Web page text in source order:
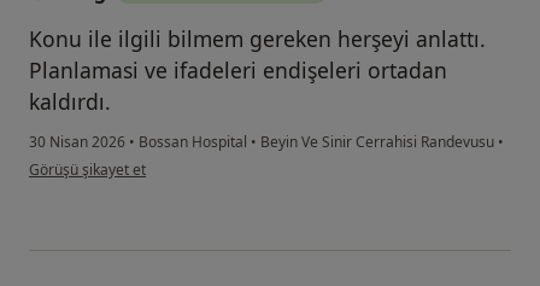
Konu ile ilgili bilmem gereken herşeyi anlattı.
Planlamasi ve ifadeleri endişeleri ortadan
kaldırdı.
30 Nisan 2026 • Bossan Hospital • Beyin Ve Sinir Cerrahisi Randevusu •
kullanıcının görüşüne göre ö....g
Görüşü şikayet et